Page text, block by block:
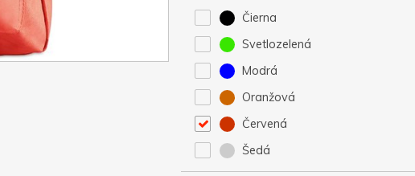
Čierna
Svetlozelená
Modrá
Oranžová
Červená
Šedá